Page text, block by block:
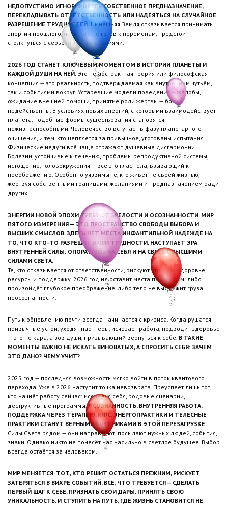
НЕДОПУСТИМО ИГНОРИРОВАТЬ СОБСТВЕННОЕ ПРЕДНАЗНАЧЕНИЕ,
ПЕРЕКЛАДЫВАТЬ ОТВЕТСТВЕННОСТЬ ИЛИ НАДЕЯТЬСЯ НА СЛУЧАЙНОЕ
РАЗРЕШЕНИЕ ТРУДНОСТЕЙ. Нынешняя Земля отказывается принимать
энергии прошлого, и тем, кто не готов к переменам, предстоит
столкнуться с серьёзными испытаниями.
2026 ГОД СТАНЕТ КЛЮЧЕВЫМ МОМЕНТОМ В ИСТОРИИ ПЛАНЕТЫ И
КАЖДОЙ ДУШИ НА НЕЙ. Это не абстрактная теория или философская
концепция — это реальность, подтверждаемая как внутренним чутьём,
так и событиями вокруг. Устаревшие модели поведения — жалобы,
ожидание внешней помощи, принятие роли жертвы — более
недейственны. В условиях новых энергий, с которыми взаимодействует
планета, подобные формы существования становятся
нежизнеспособными. Человечество вступает в фазу планетарного
очищения, и тем, кто цепляется за привычное, уготованы испытания.
Физические недуги всё чаще отражают душевные дисгармонии.
Болезни, устойчивые к лечению, проблемы репродуктивной системы,
истощение, головокружения — всё это глас тела, взывающий к
преображению. Особенно уязвимы те, кто живёт не своей жизнью,
жертвуя собственными границами, желаниями и предназначением ради
других.
ЭНЕРГИИ НОВОЙ ЭПОХИ ТРЕБУЮТ ЗРЕЛОСТИ И ОСОЗНАННОСТИ. МИР
ПЯТОГО ИЗМЕРЕНИЯ — ЭТО ПРОСТРАНСТВО СВОБОДЫ ВЫБОРА И
ВЫСШИХ СМЫСЛОВ. ЗДЕСЬ НЕТ МЕСТА ИНФАНТИЛЬНОЙ НАДЕЖДЕ НА
ТО, ЧТО КТО-ТО РАЗРЕШИТ ВАШИ ТРУДНОСТИ. НАСТУПАЕТ ЭРА
ВНУТРЕННЕЙ СИЛЫ: ОПОРА ЛИШЬ НА СЕБЯ И НА СВЯЗЬ С ВЫСШИМИ
СИЛАМИ СВЕТА.
Те, кто отказывается от ответственности, рискуют утратить здоровье,
ресурсы и поддержку. 2026 год не оставит места полумерам: либо
произойдёт глубокое преображение, либо тело не выдержит груза
неосознанности.
Путь к обновлению почти всегда начинается с кризиса. Когда рушатся
привычные устои, уходят партнёры, исчезает работа, подводит здоровье
— это не кара, а зов души, призывающий вернуться к себе. В ТАКИЕ
МОМЕНТЫ ВАЖНО НЕ ИСКАТЬ ВИНОВАТЫХ, А СПРОСИТЬ СЕБЯ: ЗАЧЕМ
ЭТО ДАНО? ЧЕМУ УЧИТ?
2025 год — последняя возможность мягко войти в поток квантового
перехода. Уже в 2026 наступит точка невозврата. Преуспеет лишь тот,
кто начнёт работу сейчас: исследуя себя, родовые сценарии,
деструктивные программы.ОСОЗНАННОСТЬ, ВНУТРЕННЯЯ РАБОТА,
ПОДДЕРЖКА ЧЕРЕЗ ТЕРАПИЮ, КФС, ЭНЕРГОПРАКТИКИ И ТЕЛЕСНЫЕ
ПРАКТИКИ СТАНУТ ВЕРНЫМИ СПУТНИКАМИ В ЭТОЙ ПЕРЕЗАГРУЗКЕ.
Силы Света рядом — они направляют, посылают нужных людей, события,
знаки. Однако никто не понесёт нас насильно в светлое будущее. Выбор
всегда остаётся за человеком.
МИР МЕНЯЕТСЯ. ТОТ, КТО РЕШИТ ОСТАТЬСЯ ПРЕЖНИМ, РИСКУЕТ
ЗАТЕРЯТЬСЯ В ВИХРЕ СОБЫТИЙ. ВСЁ, ЧТО ТРЕБУЕТСЯ — СДЕЛАТЬ
ПЕРВЫЙ ШАГ К СЕБЕ. ПРИЗНАТЬ СВОИ ДАРЫ. ПРИНЯТЬ СВОЮ
УНИКАЛЬНОСТЬ. И СТУПИТЬ НА ПУТЬ, ГДЕ ЖИЗНЬ СТАНОВИТСЯ НЕ